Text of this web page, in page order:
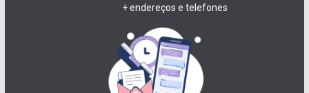
+ endereços e telefones